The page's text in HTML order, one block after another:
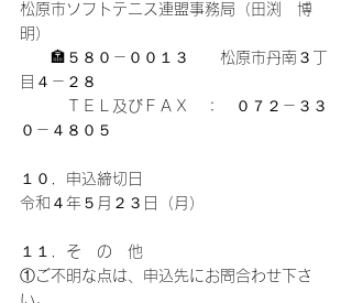
松原市ソフトテニス連盟事務局（田渕　博
明）
🏣５８０－００１３　　松原市丹南３丁
目４－２８
ＴＥＬ及びＦＡＸ　：　０７２－３３
０－４８０５
１０．申込締切日
令和４年５月２３日（月）
１１．そ　の　他
①ご不明な点は、申込先にお問合わせ下さ
い。